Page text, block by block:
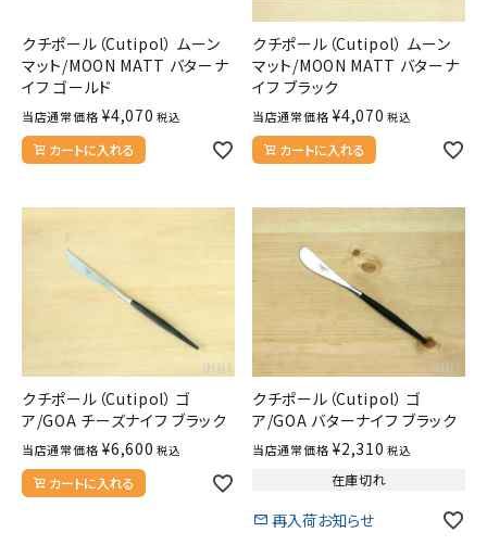
クチポール（Cutipol） ムーン
マット/MOON MATT バターナ
イフ ゴールド
当店通常価格 ¥4,070 税込
カートに入れる
クチポール（Cutipol） ムーン
マット/MOON MATT バターナ
イフ ブラック
当店通常価格 ¥4,070 税込
カートに入れる
クチポール（Cutipol） ゴ
ア/GOA チーズナイフ ブラック
当店通常価格 ¥6,600 税込
カートに入れる
クチポール（Cutipol） ゴ
ア/GOA バターナイフ ブラック
当店通常価格 ¥2,310 税込
在庫切れ
再入荷お知らせ